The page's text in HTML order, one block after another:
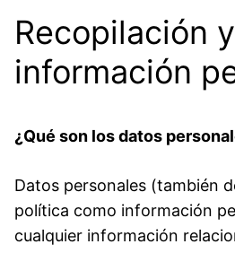
Recopilación
información
¿Qué son los datos
Datos personales (también
política como información
cualquier información